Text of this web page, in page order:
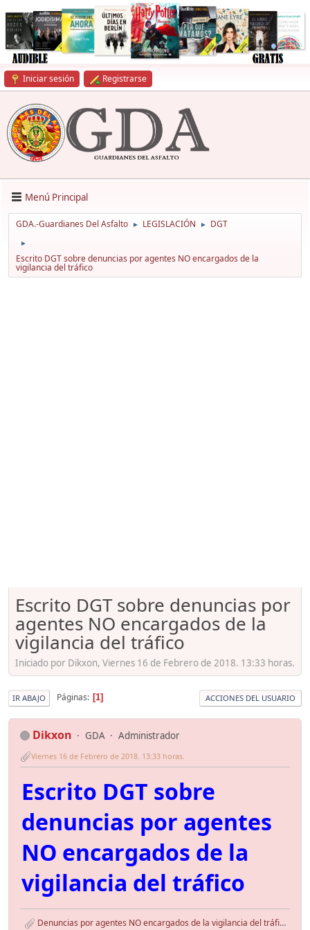
Iniciar sesión Registrarse
Menú Principal
GDA.-Guardianes Del Asfalto ► LEGISLACIÓN ► DGT
►
Escrito DGT sobre denuncias por agentes NO encargados de la
vigilancia del tráfico
Escrito DGT sobre denuncias por
agentes NO encargados de la
vigilancia del tráfico
Iniciado por Dikxon, Viernes 16 de Febrero de 2018. 13:33 horas.
IR ABAJO Páginas 1 ACCIONES DEL USUARIO
Dikxon GDA Administrador
Viernes 16 de Febrero de 2018. 13:33 horas.
Escrito DGT sobre
denuncias por agentes
NO encargados de la
vigilancia del tráfico
Denuncias por agentes NO encargados de la vigilancia del tráfico.pdf